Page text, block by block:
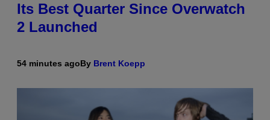
Its Best Quarter Since Overwatch
2 Launched
54 minutes agoBy Brent Koepp